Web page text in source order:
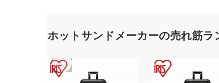
ホットサンドメーカーの売れ筋ラ